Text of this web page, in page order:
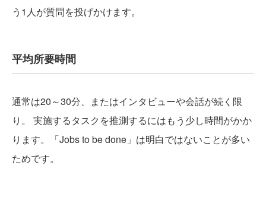
う1人が質問を投げかけます。
平均所要時間
通常は20～30分、またはインタビューや会話が続く限
り。 実施するタスクを推測するにはもう少し時間がかか
ります。「Jobs to be done」は明白ではないことが多い
ためです。